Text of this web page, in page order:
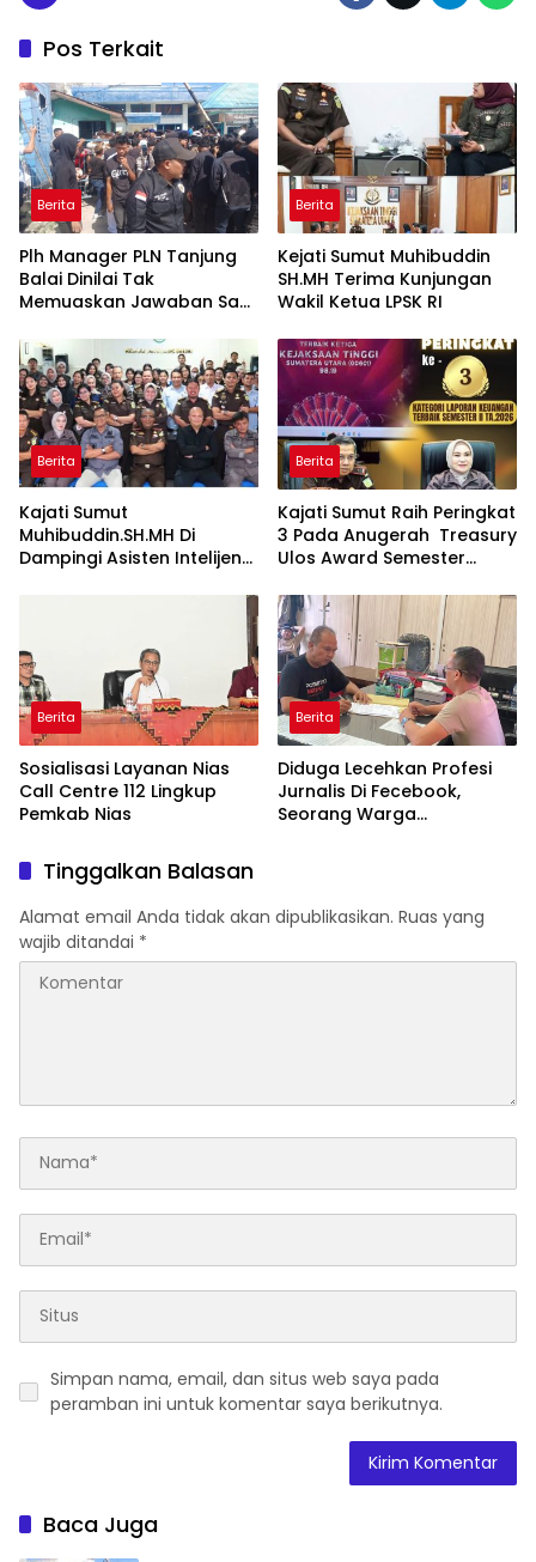
Pos Terkait
Berita
Plh Manager PLN Tanjung
Balai Dinilai Tak
Memuaskan Jawaban Saat
Berita
Kejati Sumut Muhibuddin
SH.MH Terima Kunjungan
Wakil Ketua LPSK RI
Berita
Kajati Sumut
Muhibuddin.SH.MH Di
Dampingi Asisten Intelijen
Asisten Pembinaan Herlina
Berita
Kajati Sumut Raih Peringkat
3 Pada Anugerah Treasury
Ulos Award Semester
Berita
Sosialisasi Layanan Nias
Call Centre 112 Lingkup
Pemkab Nias
Berita
Diduga Lecehkan Profesi
Jurnalis Di Fecebook,
Seorang Warga
Tinggalkan Balasan
Alamat email Anda tidak akan dipublikasikan. Ruas yang
wajib ditandai *
Simpan nama, email, dan situs web saya pada
peramban ini untuk komentar saya berikutnya.
Baca Juga